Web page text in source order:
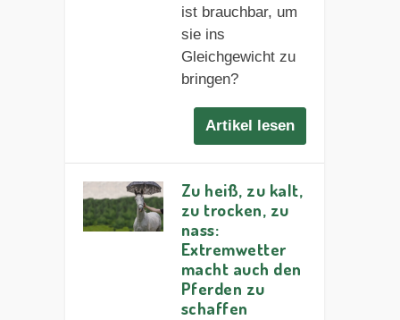
ist brauchbar, um
sie ins
Gleichgewicht zu
bringen?
Artikel lesen
Zu heiß, zu kalt,
zu trocken, zu
nass:
Extremwetter
macht auch den
Pferden zu
schaffen